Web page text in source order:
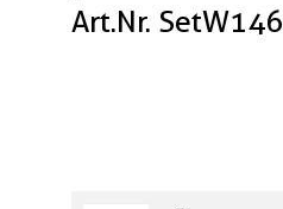
Art.Nr. SetW146